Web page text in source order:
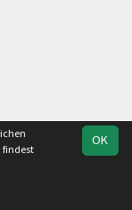
OK
findest